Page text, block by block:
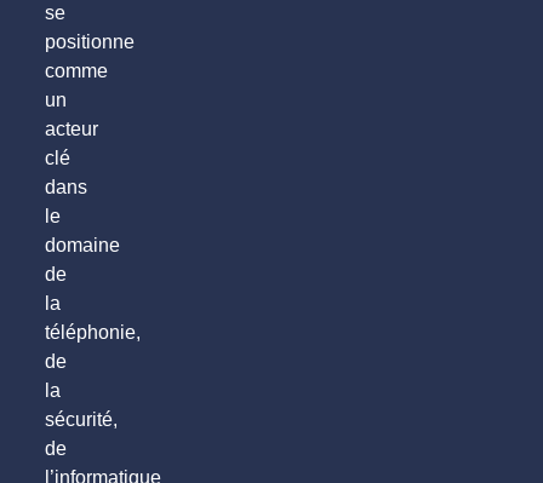
se
positionne
comme
un
acteur
clé
dans
le
domaine
de
la
téléphonie,
de
la
sécurité,
de
l’informatique